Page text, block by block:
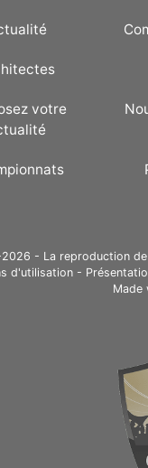
votre
- La reproduction
d'utilisation -